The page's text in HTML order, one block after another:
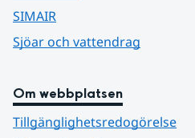
SIMAIR
Sjöar och vattendrag
Om webbplatsen
Tillgänglighetsredogörelse